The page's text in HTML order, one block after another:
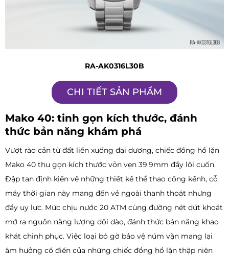
RA-AK0316L30B
CHI TIẾT SẢN PHẨM
Mako 40: tinh gọn kích thước, đánh
thức bản năng khám phá
Vượt rào cản từ đất liền xuống đại dương, chiếc đồng hồ lặn
Mako 40 thu gọn kích thước vỏn vẹn 39.9mm đầy lôi cuốn.
Đập tan định kiến về những thiết kế thể thao cồng kềnh, cỗ
máy thời gian này mang đến vẻ ngoài thanh thoát nhưng
đầy uy lực. Mức chịu nước 20 ATM cùng đường nét dứt khoát
mở ra nguồn năng lượng dồi dào, đánh thức bản năng khao
khát chinh phục. Việc loại bỏ gờ bảo vệ núm vặn mang lại
âm hưởng cổ điển của những chiếc đồng hồ lặn thập niên